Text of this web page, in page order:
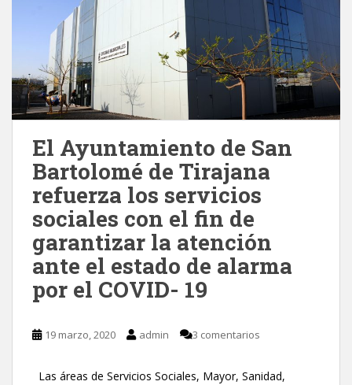
El Ayuntamiento de San
Bartolomé de Tirajana
refuerza los servicios
sociales con el fin de
garantizar la atención
ante el estado de alarma
por el COVID- 19
19 marzo, 2020 admin 3 comentarios
Las áreas de Servicios Sociales, Mayor, Sanidad,